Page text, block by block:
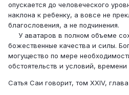
опускается до человеческого
наклона к ребенку, а вовсе не
благословения, а не подчинения.
У аватаров в полном объеме
божественные качества и силы.
могущество по мере
обстоятельств и условий,
Сатья Саи говорит, том XXIV,